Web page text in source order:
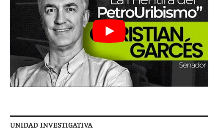
UNIDAD INVESTIGATIVA